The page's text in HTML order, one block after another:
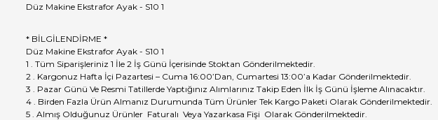
Düz Makine Ekstrafor Ayak - S10 1
* BİLGİLENDİRME *
Düz Makine Ekstrafor Ayak - S10 1
1 . Tüm Siparişleriniz 1 İle 2 İş Günü İçerisinde Stoktan Gönderilmektedir.
2 . Kargonuz Hafta İçi Pazartesi – Cuma 16:00’Dan, Cumartesi 13:00’a Kadar Gönderilmektedir.
3 . Pazar Günü Ve Resmi Tatillerde Yaptığınız Alımlarınız Takip Eden İlk İş Günü İşleme Alınacaktır.
4 . Birden Fazla Ürün Almanız Durumunda Tüm Ürünler Tek Kargo Paketi Olarak Gönderilmektedir.
5 . Almış Olduğunuz Ürünler Faturalı Veya Yazarkasa Fişi Olarak Gönderilmektedir.